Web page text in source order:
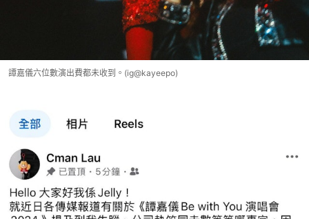
譚嘉儀六位數演出費都未收到。(ig@kayeepo)